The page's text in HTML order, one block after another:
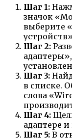
Шаг 1:
значок
выберите
Шаг 2:
Шаг 3:
в списке.
слова
Шаг 4:
адаптере
Шаг 5: В